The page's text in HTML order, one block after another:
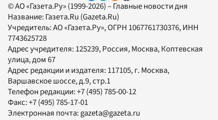
© АО «Газета.Ру» (1999-2026) – Главные новости дня
Название: Газета.Ru (Gazeta.Ru)
Учредитель:АО «Газета.Ру», ОГРН 1067761730376, ИНН
7743625728
Адрес учредителя: 125239, Россия, Москва, Коптевская
улица, дом 67
Адрес редакции и издателя: 117105, г. Москва,
Варшавское шоссе, д.9, стр.1
Телефон редакции:+7 (495) 785-00-12
Факс:+7 (495) 785-17-01
Электронная почта:gazeta@gazeta.ru